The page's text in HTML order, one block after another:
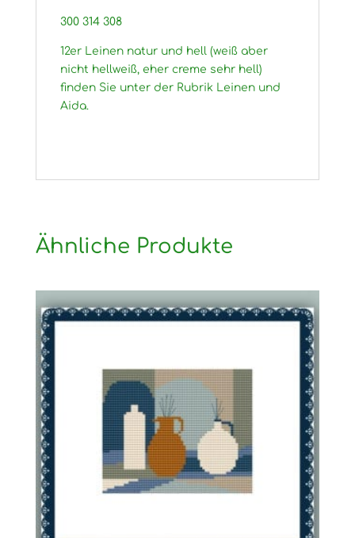
300 314 308
12er Leinen natur und hell (weiß aber
nicht hellweiß, eher creme sehr hell)
finden Sie unter der Rubrik Leinen und
Aida.
Ähnliche Produkte